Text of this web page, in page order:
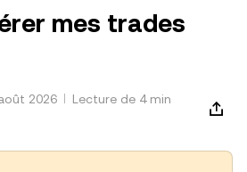
mes trades
2026
Lecture de 4 min